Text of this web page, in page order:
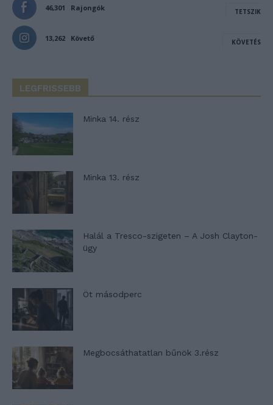
46,301 Rajongók TETSZIK
13,262 Követő KÖVETÉS
LEGFRISSEBB
Minka 14. rész
Minka 13. rész
Halál a Tresco-szigeten – A Josh Clayton-
ügy
Öt másodperc
Megbocsáthatatlan bűnök 3.rész